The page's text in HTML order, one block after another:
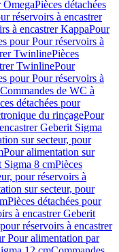
OmegaPièces détachées
réservoirs à encastrer
à encastrer KappaPour
pour Pour réservoirs à
TwinlinePièces
TwinlinePour
pour Pour réservoirs à
Commandes de WC à
détachées pour
du rinçagePour
Geberit Sigma
sur secteur, pour
Pour alimentation sur
Sigma 8 cmPièces
pour réservoirs à
sur secteur, pour
Pièces détachées pour
à encastrer Geberit
réservoirs à encastrer
Pour alimentation par